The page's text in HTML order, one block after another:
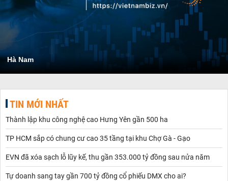
Hà Nam
TIN MỚI NHẤT
Thành lập khu công nghệ cao Hưng Yên gần 500 ha
TP HCM sắp có chung cư cao 35 tầng tại khu Chợ Gà - Gạo
EVN đã xóa sạch lỗ lũy kế, thu gần 353.000 tỷ đồng sau nửa năm
Tự doanh sang tay gần 700 tỷ đồng cổ phiếu DMX cho ai?